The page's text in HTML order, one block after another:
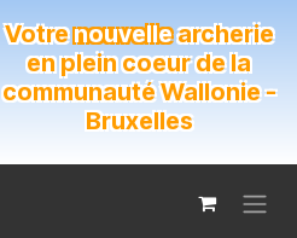
Votrenouvellearcherie
en plein coeur de la
communauté Wallonie -
Bruxelles